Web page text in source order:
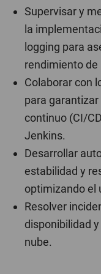
Supervisar y
la
logging para
rendimiento
Colaborar con
para
continuo (CI/
Jenkins.
Desarrollar
estabilidad y
optimizando el
Resolver
disponibilidad
nube.